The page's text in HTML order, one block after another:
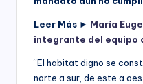
Leer Más ► María
integrante del equipo
“El habitat digno se
norte a sur, de este a